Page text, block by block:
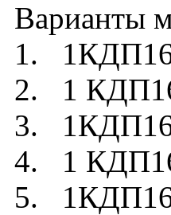
Варианты
1.
2. 1
3.
4. 1
5.